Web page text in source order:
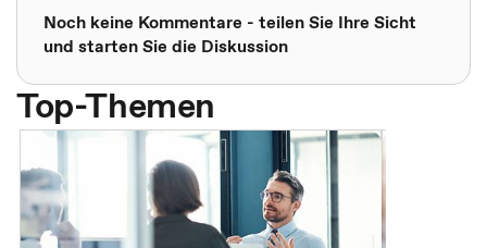
Noch keine Kommentare - teilen Sie Ihre Sicht
und starten Sie die Diskussion
Top-Themen